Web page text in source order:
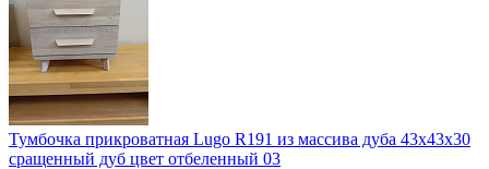
Тумбочка прикроватная Lugo R191 из массива дуба 43х43х30
сращенный дуб цвет отбеленный 03